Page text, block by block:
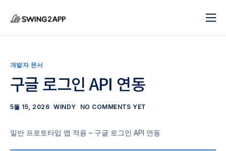
블로그
도움말
개발자 문서
구글 로그인 API 연동
5월 15, 2026 WINDY NO COMMENTS YET
일반 프로토타입 앱 적용 – 구글 로그인 API 연동